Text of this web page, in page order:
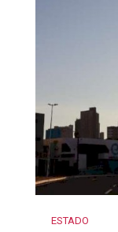
ESTADO